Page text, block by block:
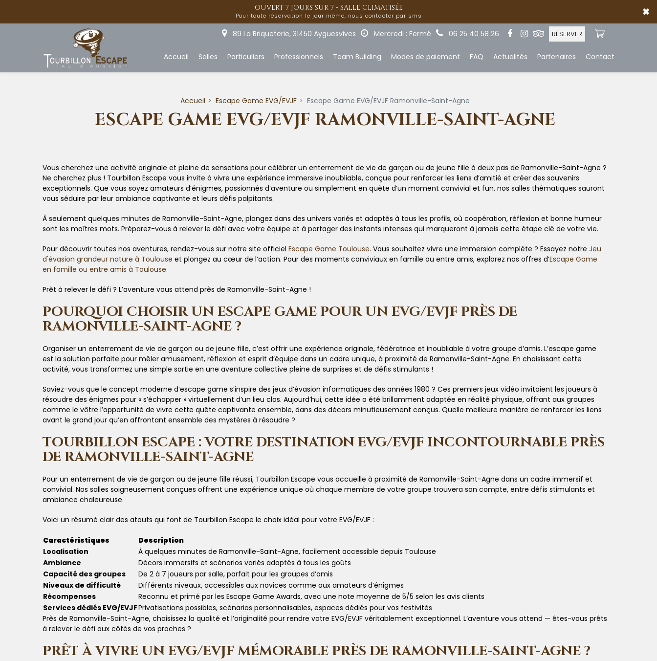
OUVERT 7 JOURS SUR 7 - SALLE CLIMATISÉE
Pour toute réservation le jour même, nous contacter par sms ×
89 La Briqueterie, 31450 Ayguesvives Mercredi : Fermé 06 25 40 58 26 RÉSERVER
Accueil Salles Particuliers Professionnels Team Building Modes de paiement FAQ Actualités Partenaires Contact
Accueil Escape Game EVG/EVJF Escape Game EVG/EVJF Ramonville-Saint-Agne
ESCAPE GAME EVG/EVJF RAMONVILLE-SAINT-AGNE
Vous cherchez une activité originale et pleine de sensations pour célébrer un enterrement de vie de garçon ou de jeune fille à deux pas de Ramonville-Saint-Agne ?
Ne cherchez plus ! Tourbillon Escape vous invite à vivre une expérience immersive inoubliable, conçue pour renforcer les liens d’amitié et créer des souvenirs
exceptionnels. Que vous soyez amateurs d’énigmes, passionnés d’aventure ou simplement en quête d’un moment convivial et fun, nos salles thématiques sauront
vous séduire par leur ambiance captivante et leurs défis palpitants.
À seulement quelques minutes de Ramonville-Saint-Agne, plongez dans des univers variés et adaptés à tous les profils, où coopération, réflexion et bonne humeur
sont les maîtres mots. Préparez-vous à relever le défi avec votre équipe et à partager des instants intenses qui marqueront à jamais cette étape clé de votre vie.
Pour découvrir toutes nos aventures, rendez-vous sur notre site officiel Escape Game Toulouse. Vous souhaitez vivre une immersion complète ? Essayez notre Jeu
d'évasion grandeur nature à Toulouse et plongez au cœur de l’action. Pour des moments conviviaux en famille ou entre amis, explorez nos offres d’Escape Game
en famille ou entre amis à Toulouse.
Prêt à relever le défi ? L’aventure vous attend près de Ramonville-Saint-Agne !
POURQUOI CHOISIR UN ESCAPE GAME POUR UN EVG/EVJF PRÈS DE
RAMONVILLE-SAINT-AGNE ?
Organiser un enterrement de vie de garçon ou de jeune fille, c’est offrir une expérience originale, fédératrice et inoubliable à votre groupe d’amis. L’escape game
est la solution parfaite pour mêler amusement, réflexion et esprit d’équipe dans un cadre unique, à proximité de Ramonville-Saint-Agne. En choisissant cette
activité, vous transformez une simple sortie en une aventure collective pleine de surprises et de défis stimulants !
Saviez-vous que le concept moderne d’escape game s’inspire des jeux d’évasion informatiques des années 1980 ? Ces premiers jeux vidéo invitaient les joueurs à
résoudre des énigmes pour « s’échapper » virtuellement d’un lieu clos. Aujourd’hui, cette idée a été brillamment adaptée en réalité physique, offrant aux groupes
comme le vôtre l’opportunité de vivre cette quête captivante ensemble, dans des décors minutieusement conçus. Quelle meilleure manière de renforcer les liens
avant le grand jour qu’en affrontant ensemble des mystères à résoudre ?
TOURBILLON ESCAPE : VOTRE DESTINATION EVG/EVJF INCONTOURNABLE PRÈS
DE RAMONVILLE-SAINT-AGNE
Pour un enterrement de vie de garçon ou de jeune fille réussi, Tourbillon Escape vous accueille à proximité de Ramonville-Saint-Agne dans un cadre immersif et
convivial. Nos salles soigneusement conçues offrent une expérience unique où chaque membre de votre groupe trouvera son compte, entre défis stimulants et
ambiance chaleureuse.
Voici un résumé clair des atouts qui font de Tourbillon Escape le choix idéal pour votre EVG/EVJF :
Caractéristiques
Description
Localisation
À quelques minutes de Ramonville-Saint-Agne, facilement accessible depuis Toulouse
Ambiance
Décors immersifs et scénarios variés adaptés à tous les goûts
Capacité des groupes
De 2 à 7 joueurs par salle, parfait pour les groupes d’amis
Niveaux de difficulté
Différents niveaux, accessibles aux novices comme aux amateurs d’énigmes
Récompenses
Reconnu et primé par les Escape Game Awards, avec une note moyenne de 5/5 selon les avis clients
Services dédiés EVG/EVJFPrivatisations possibles, scénarios personnalisables, espaces dédiés pour vos festivités
Près de Ramonville-Saint-Agne, choisissez la qualité et l’originalité pour rendre votre EVG/EVJF véritablement exceptionnel. L’aventure vous attend — êtes-vous prêts
à relever le défi aux côtés de vos proches ?
PRÊT À VIVRE UN EVG/EVJF MÉMORABLE PRÈS DE RAMONVILLE-SAINT-AGNE ?